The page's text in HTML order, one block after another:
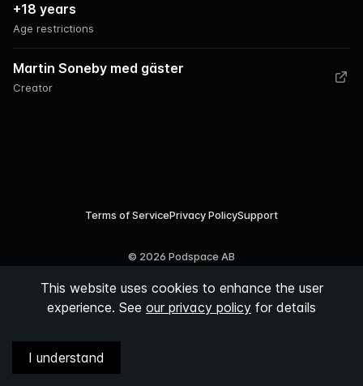
Age restrictions
+18 years
Creator
Martin Soneby med gäster
Terms of ServicePrivacy PolicySupport
© 2026 Podspace AB
This website uses cookies to enhance the user
experience. See our privacy policy for details
I understand